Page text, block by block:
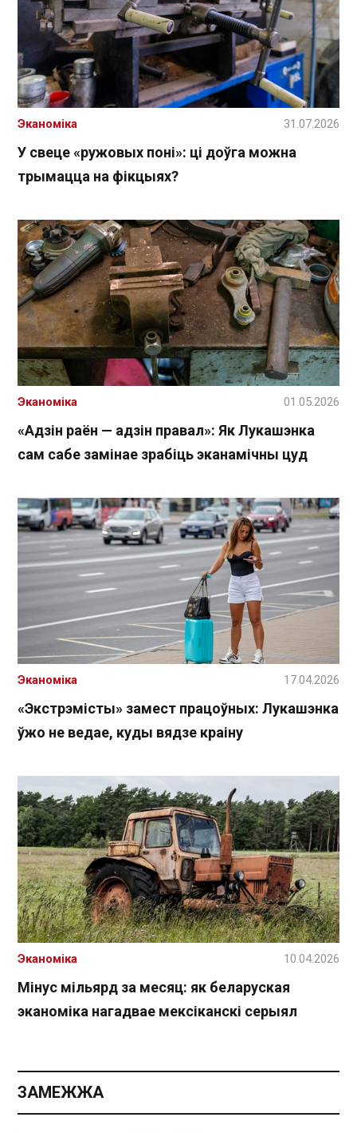
У свеце «ружовых поні»: ці доўга можна
трымацца на фікцыях?
Эканоміка 31.07.2026
«Адзін раён — адзін правал»: Як Лукашэнка
сам сабе замінае зрабіць эканамічны цуд
Эканоміка 01.05.2026
«Экстрэмісты» замест працоўных: Лукашэнка
ўжо не ведае, куды вядзе краіну
Эканоміка 17.04.2026
Мінус мільярд за месяц: як беларуская
эканоміка нагадвае мексіканскі серыял
Эканоміка 10.04.2026
ЗАМЕЖЖА